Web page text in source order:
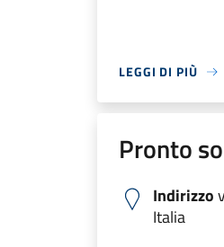
LEGGI DI PIÙ
Pronto
Indirizzo
Italia